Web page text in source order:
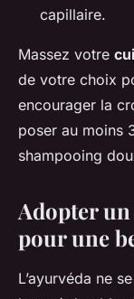
capillaire.
Massez votre
de votre choix
encourager la
poser au moins
shampooing
Adopter
pour une
L’ayurvéda ne